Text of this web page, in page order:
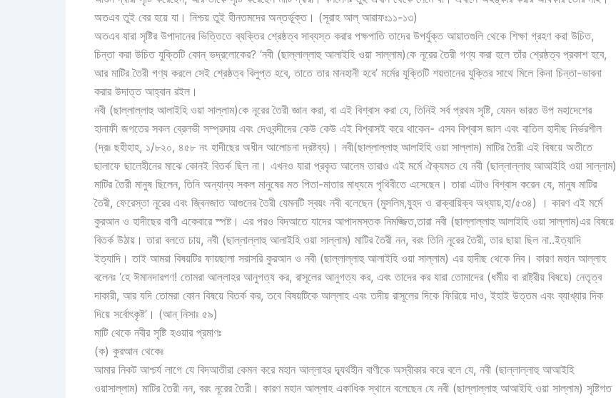
অতএব তুই বের হয়ে যা। নিশ্চয় তুই হীনতমদের অন্তর্ভূক্ত। (সূরাহ আল্ আরাফঃ১১-১৩)
অতএব যারা সৃষ্টির উপাদানের ভিত্তিতে ব্যক্তির শ্রেষ্ঠত্ব সাব্যস্ত করার পক্ষপাতি তাদের উপর্যুক্ত আয়াতগুলি থেকে শিক্ষা গ্রহণ করা উচিত,
চিন্তা করা উচিত যুক্তিটি কোন্ ভদ্রলোকের? ‘নবী (ছাল্লাল্লাহু আলাইহি ওয়া সাল্লাম)কে নূরের তৈরী গণ্য করা হলে তাঁর শ্রেষ্ঠত্ব প্রকাশ হবে,
আর মাটির তৈরী গণ্য করলে সেই শ্রেষ্ঠত্ব বিলুপ্ত হবে, তাতে তার মানহানী হবে’ মর্মের যুক্তিটি শয়তানের যুক্তির সাথে মিলে কিনা চিন্তা-ভাবনা
করার উদাত্ত আহ্বান রইল।
নবী (ছাল্লাল্লাহু আলাইহি ওয়া সাল্লাম)কে নূরের তৈরী জ্ঞান করা, বা এই বিশ্বাস করা যে, তিনিই সর্ব প্রথম সৃষ্টি, যেমন ভারত উপ মহাদেশের
হানাফী জগতের সকল ব্রেলভী সম্প্রদায় এবং দেওবন্দীদের কেউ কেউ এই বিশ্বাসই করে থাকেন- এসব বিশ্বাস জাল এবং বাতিল হাদীছ নির্ভরশীল
(দ্রঃ ছহীহাহ, ১/৮২০, ৪৫৮ নং হাদীছের অধীন আলোচনা দ্রষ্টব্য)। নবী(ছাল্লাল্লাহু আলাইহি ওয়া সাল্লাম) মাটির তৈরী এই বিষয়ে অতীতে
ছালাফে ছালেহীনের মাঝে কোনই বিতর্ক ছিল না। এখনও যারা প্রকৃত আলেম তারাও এই মর্মে ঐক্যমত যে নবী (ছাল্লাল্লাহু আআইহি ওয়া সাল্লাম)
মাটির তৈরী মানুষ ছিলেন, তিনি অন্যান্য সকল মানুষের মত পিতা-মাতার মাধ্যমে পৃথিবীতে এসেছেন। তারা এটাও বিশ্বাস করেন যে, মানুষ মাটির
তৈরী, ফেরেস্তা নূরের এবং জ্বিনজাত আগুনের তৈরী যেমনটি স্বয়ং নবী বলেছেন (মুসলিম,যুহদ ও রাক্বায়িক্ব অধ্যায়,হা/৫৩৪) । কারণ এই মর্মে
কুরআন ও হাদীছের বাণী একেবারে স্পষ্ট। এর পরও বিদআতে যাদের আপাদমস্তক নিমজ্জিত,তারা নবী (ছাল্লাল্লাহু আলাইহি ওয়া সাল্লাম)এর বিষয়ে
বিতর্ক উঠায়। তারা বলতে চায়, নবী (ছাল্লাল্লাহু আলাইহি ওয়া সাল্লাম) মাটির তৈরী নন, বরং তিনি নূরের তৈরী, তার ছায়া ছিল না..ইত্যাদি
ইত্যাদি। তাই আমরা বিষয়টির ফায়ছালা সরাসরি কুরআন ও নবী (ছাল্লাল্লাহু আলাইহি ওয়া সাল্লাম) এর হাদীছ থেকে নিব। কারণ মহান আল্লাহ
বলেনঃ ‘হে ঈমানদারগণ! তোমরা আল্লাহর আনুগত্য কর, রাসূলের আনুগত্য কর, এবং তাদের কর যারা তোমাদের (ধর্মীয় বা রাষ্ট্রীয় বিষয়ে) নেতৃত্ব
দাকারী, আর যদি তোমরা কোন বিষয়ে বিতর্ক কর, তবে বিষয়টিকে আল্লাহ এবং তদীয় রাসূলের দিকে ফিরিয়ে দাও, ইহাই উত্তম এবং ব্যাখ্যার দিক
দিয়ে সর্বোৎকৃষ্ট’। (আন্ নিসাঃ ৫৯)
মাটি থেকে নবীর সৃষ্টি হওয়ার প্রমাণঃ
(ক) কুরআন থেকেঃ
আমার নিকট আশ্চর্য লাগে যে বিদআতীরা কেমন করে মহান আল্লাহর দ্ব্যর্থহীন বাণীকে অস্বীকার করে বলে যে, নবী (ছাল্লাল্লাহু আআইহি
ওয়াসাল্লাম) মাটির তৈরী নন, বরং নূরের তৈরী। কারণ মহান আল্লাহ একাধিক স্থানে বলেছেন যে নবী (ছাল্লাল্লাহু আআইহি ওয়া সাল্লাম) সৃষ্টিগত